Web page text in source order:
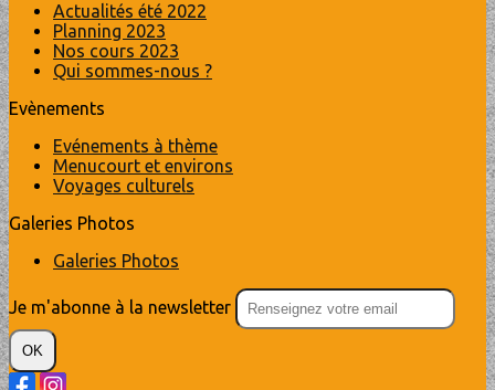
Actualités été 2022
Planning 2023
Nos cours 2023
Qui sommes-nous ?
Evènements
Evénements à thème
Menucourt et environs
Voyages culturels
Galeries Photos
Galeries Photos
Je m'abonne à la newsletter
OK